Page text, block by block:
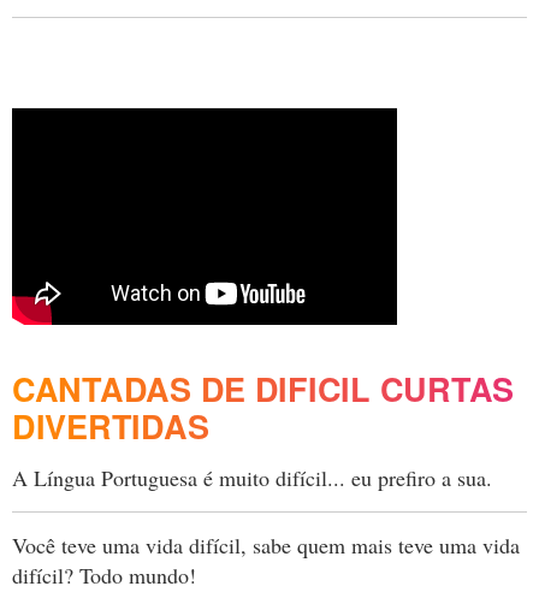
CANTADAS DE DIFICIL CURTAS
DIVERTIDAS
A Língua Portuguesa é muito difícil... eu prefiro a sua.
Você teve uma vida difícil, sabe quem mais teve uma vida
difícil? Todo mundo!